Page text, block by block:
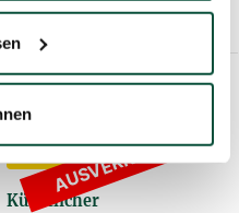
52€
Künstlicher
AUSVERKAUFT